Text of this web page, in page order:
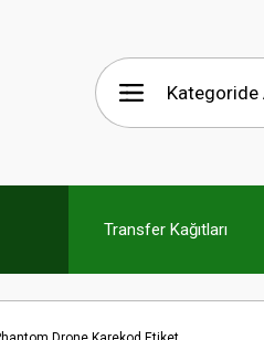
Transfer Kağıtları